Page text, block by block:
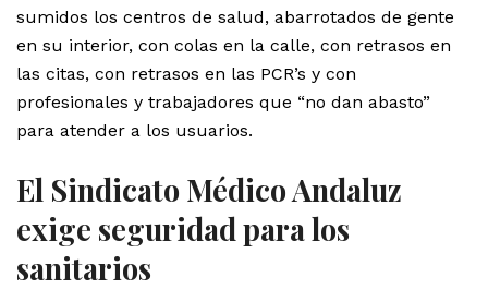
sumidos los centros de salud, abarrotados de gente
en su interior, con colas en la calle, con retrasos en
las citas, con retrasos en las PCR’s y con
profesionales y trabajadores que “no dan abasto”
para atender a los usuarios.
El Sindicato Médico Andaluz
exige seguridad para los
sanitarios